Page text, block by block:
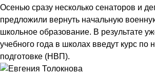
Осенью сразу несколько сенаторов и
предложили вернуть начальную
школьное образование. В результате
учебного года в школах введут курс по
подготовке (НВП).